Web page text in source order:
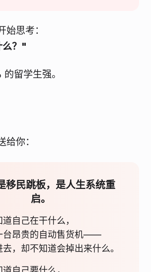
始思考：
么？"
留学生强。
给你：
移民跳板，是人生系统重
启。
自己在干什么，
台昂贵的自动售货机——
，却不知道会掉出来什么。